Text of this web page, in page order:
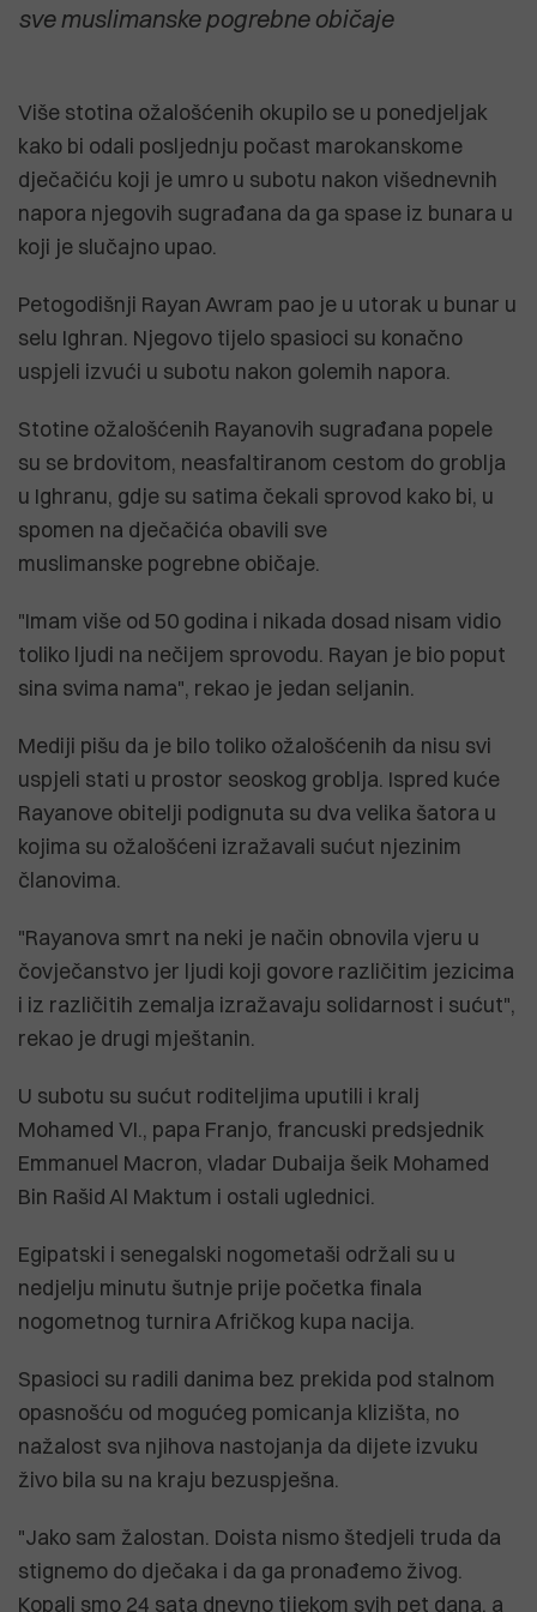
sve muslimanske pogrebne običaje
Više stotina ožalošćenih okupilo se u ponedjeljak
kako bi odali posljednju počast marokanskome
dječačiću koji je umro u subotu nakon višednevnih
napora njegovih sugrađana da ga spase iz bunara u
koji je slučajno upao.
Petogodišnji Rayan Awram pao je u utorak u bunar u
selu Ighran. Njegovo tijelo spasioci su konačno
uspjeli izvući u subotu nakon golemih napora.
Stotine ožalošćenih Rayanovih sugrađana popele
su se brdovitom, neasfaltiranom cestom do groblja
u Ighranu, gdje su satima čekali sprovod kako bi, u
spomen na dječačića obavili sve
muslimanske pogrebne običaje.
"Imam više od 50 godina i nikada dosad nisam vidio
toliko ljudi na nečijem sprovodu. Rayan je bio poput
sina svima nama", rekao je jedan seljanin.
Mediji pišu da je bilo toliko ožalošćenih da nisu svi
uspjeli stati u prostor seoskog groblja. Ispred kuće
Rayanove obitelji podignuta su dva velika šatora u
kojima su ožalošćeni izražavali sućut njezinim
članovima.
"Rayanova smrt na neki je način obnovila vjeru u
čovječanstvo jer ljudi koji govore različitim jezicima
i iz različitih zemalja izražavaju solidarnost i sućut",
rekao je drugi mještanin.
U subotu su sućut roditeljima uputili i kralj
Mohamed VI., papa Franjo, francuski predsjednik
Emmanuel Macron, vladar Dubaija šeik Mohamed
Bin Rašid Al Maktum i ostali uglednici.
Egipatski i senegalski nogometaši održali su u
nedjelju minutu šutnje prije početka finala
nogometnog turnira Afričkog kupa nacija.
Spasioci su radili danima bez prekida pod stalnom
opasnošću od mogućeg pomicanja klizišta, no
nažalost sva njihova nastojanja da dijete izvuku
živo bila su na kraju bezuspješna.
"Jako sam žalostan. Doista nismo štedjeli truda da
stignemo do dječaka i da ga pronađemo živog.
Kopali smo 24 sata dnevno tijekom svih pet dana, a